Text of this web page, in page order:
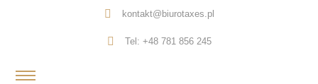
kontakt@biurotaxes.pl
Tel: +48 781 856 245